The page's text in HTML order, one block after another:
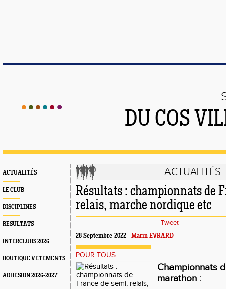
DU COS
ACTUALITÉS
LE CLUB
DISCIPLINES
RESULTATS
INTERCLUBS 2026
BOUTIQUE VETEMENTS
ADHESION 2026-2027
ACTUALITÉS
Résultats : championnats de
relais, marche nordique etc
Tweet
28 Septembre 2022 - Marin EVRARD
POUR TOUS
Championnats
marathon :